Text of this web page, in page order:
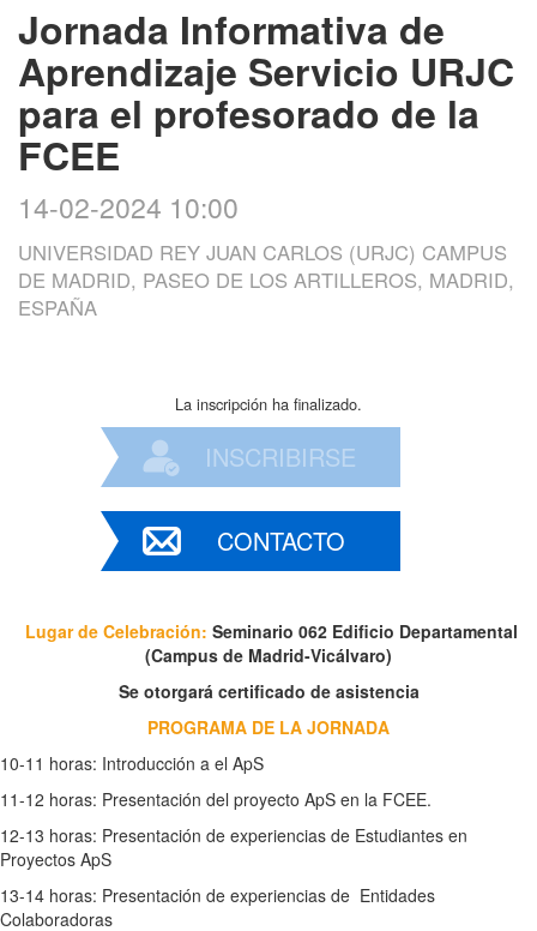
Jornada Informativa de
Aprendizaje Servicio URJC
para el profesorado de la
FCEE
14-02-2024 10:00
UNIVERSIDAD REY JUAN CARLOS (URJC) CAMPUS
DE MADRID, PASEO DE LOS ARTILLEROS, MADRID,
ESPAÑA
La inscripción ha finalizado.
INSCRIBIRSE
CONTACTO
Lugar de Celebración: Seminario 062 Edificio Departamental
(Campus de Madrid-Vicálvaro)
Se otorgará certificado de asistencia
PROGRAMA DE LA JORNADA
10-11 horas: Introducción a el ApS
11-12 horas: Presentación del proyecto ApS en la FCEE.
12-13 horas: Presentación de experiencias de Estudiantes en
Proyectos ApS
13-14 horas: Presentación de experiencias de Entidades
Colaboradoras